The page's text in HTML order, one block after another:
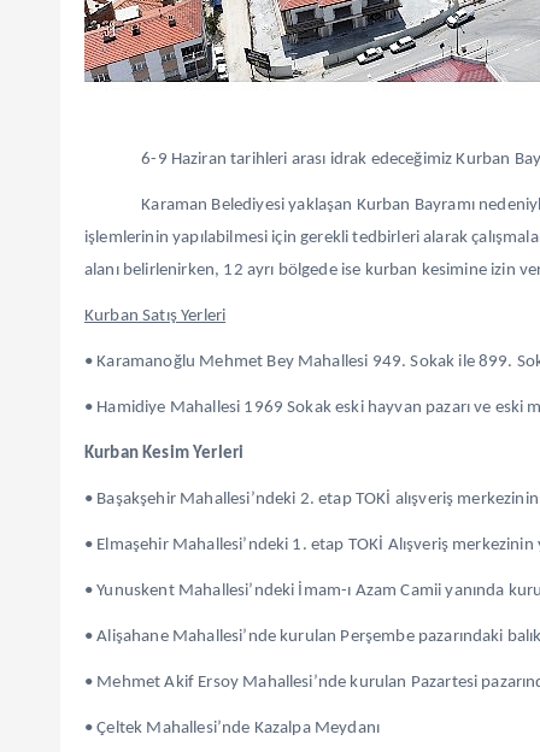
6-9 Haziran tarihleri arası idrak edeceğimiz Kurban
Karaman Belediyesi yaklaşan Kurban Bayramı
işlemlerinin yapılabilmesi için gerekli tedbirleri alarak
alanı belirlenirken, 12 ayrı bölgede ise kurban kesimine izin
Kurban Satış Yerleri
• Karamanoğlu Mehmet Bey Mahallesi 949. Sokak ile 899.
• Hamidiye Mahallesi 1969 Sokak eski hayvan pazarı ve eski
Kurban Kesim Yerleri
• Başakşehir Mahallesi’ndeki 2. etap TOKİ alışveriş
• Elmaşehir Mahallesi’ndeki 1. etap TOKİ Alışveriş merkezinin
• Yunuskent Mahallesi’ndeki İmam-ı Azam Camii yanında
• Alişahane Mahallesi’nde kurulan Perşembe pazarındaki
• Mehmet Akif Ersoy Mahallesi’nde kurulan Pazartesi
• Çeltek Mahallesi’nde Kazalpa Meydanı